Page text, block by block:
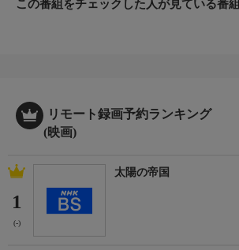
＊この番組はピュア４Ｋで放送しています。
この番組をチェックした人が見ている番組
リモート録画予約ランキング
(映画)
1
(-)
太陽の帝国